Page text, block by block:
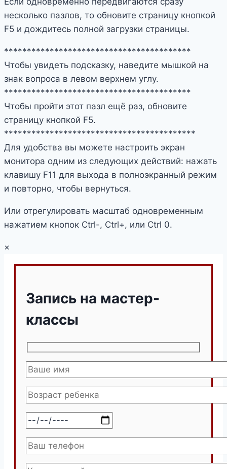
несколько пазлов, то обновите страницу кнопкой
F5 и дождитесь полной загрузки страницы.
*****************************************
Чтобы увидеть подсказку, наведите мышкой на
знак вопроса в левом верхнем углу.
*****************************************
Чтобы пройти этот пазл ещё раз, обновите
страницу кнопкой F5.
******************************************
Для удобства вы можете настроить экран
монитора одним из следующих действий: нажать
клавишу F11 для выхода в полноэкранный режим
и повторно, чтобы вернуться.
Или отрегулировать масштаб одновременным
нажатием кнопок Ctrl-, Ctrl+, или Ctrl 0.
×
Запись на мастер-
классы